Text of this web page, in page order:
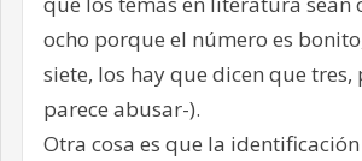
ocho porque el número es
siete, los hay que dicen que tres,
parece abusar-).
Otra cosa es que la